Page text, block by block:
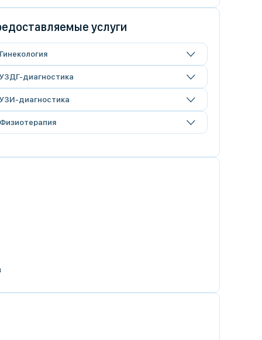
услуги
Гинекология
УЗДГ-диагностика
УЗИ-диагностика
Физиотерапия